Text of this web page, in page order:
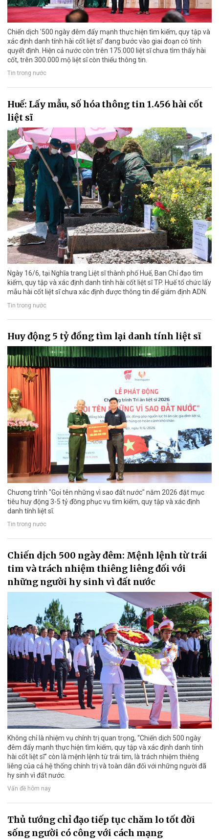
Chiến dịch '500 ngày đêm đẩy mạnh thực hiện tìm kiếm, quy tập và
xác định danh tính hài cốt liệt sĩ' đang bước vào giai đoạn có tính
quyết định. Hiện cả nước còn trên 175.000 liệt sĩ chưa tìm thấy hài
cốt, trên 300.000 mộ liệt sĩ còn thiếu thông tin.
Tin trong nước
Huế: Lấy mẫu, số hóa thông tin 1.456 hài cốt
liệt sĩ
Ngày 16/6, tại Nghĩa trang Liệt sĩ thành phố Huế, Ban Chỉ đạo tìm
kiếm, quy tập và xác định danh tính hài cốt liệt sĩ TP. Huế tổ chức lấy
mẫu hài cốt liệt sĩ chưa xác định được thông tin để giám định ADN.
Tin trong nước
Huy động 5 tỷ đồng tìm lại danh tính liệt sĩ
Chương trình "Gọi tên những vì sao đất nước" năm 2026 đặt mục
tiêu huy động 3-5 tỷ đồng phục vụ tìm kiếm, quy tập và xác định
danh tính liệt sĩ.
Tin trong nước
Chiến dịch 500 ngày đêm: Mệnh lệnh từ trái
tim và trách nhiệm thiêng liêng đối với
những người hy sinh vì đất nước
Không chỉ là nhiệm vụ chính trị quan trọng, “Chiến dịch 500 ngày
đêm đẩy mạnh thực hiện tìm kiếm, quy tập và xác định danh tính
hài cốt liệt sĩ” còn là mệnh lệnh từ trái tim, là trách nhiệm thiêng
liêng của cả hệ thống chính trị và toàn dân đối với những người đã
hy sinh vì đất nước.
Vấn đề hôm nay
Thủ tướng chỉ đạo tiếp tục chăm lo tốt đời
sống người có công với cách mạng